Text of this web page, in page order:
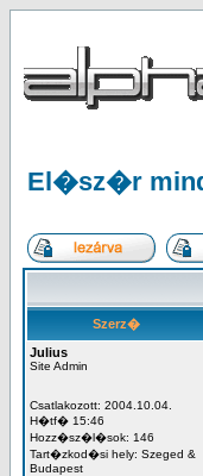
El�sz�r
Szerz�
Julius
Site Admin
Csatlakozott: 2004.10.04.
H�tf� 15:46
Hozz�sz�l�sok: 146
Tart�zkod�si hely: Szeged &
Budapest